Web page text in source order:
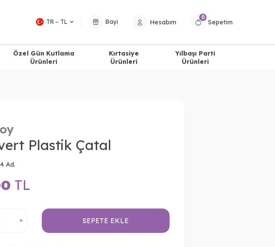
TR − TL Bayi Hesabım
0
Sepetim
Özel Gün Kutlama
Ürünleri
Kırtasiye
Ürünleri
Yılbaşı Parti
Ürünleri
Plastik Çatal
Ad.
TL
SEPETE EKLE